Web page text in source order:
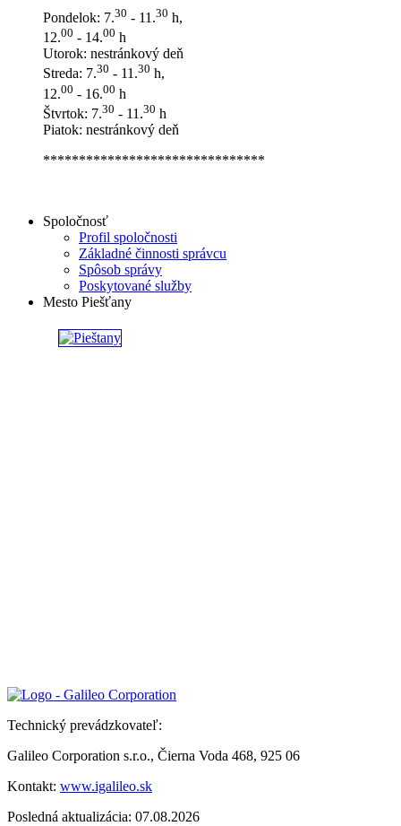
Pondelok: 7.30 - 11.30 h,
12.00 - 14.00 h
Utorok: nestránkový deň
Streda: 7.30 - 11.30 h,
12.00 - 16.00 h
Štvrtok: 7.30 - 11.30 h
Piatok: nestránkový deň
*******************************
Spoločnosť
Profil spoločnosti
Základné činnosti správcu
Spôsob správy
Poskytované služby
Mesto Piešťany
Technický prevádzkovateľ:
Galileo Corporation s.r.o., Čierna Voda 468, 925 06
Kontakt: www.igalileo.sk
Posledná aktualizácia: 07.08.2026